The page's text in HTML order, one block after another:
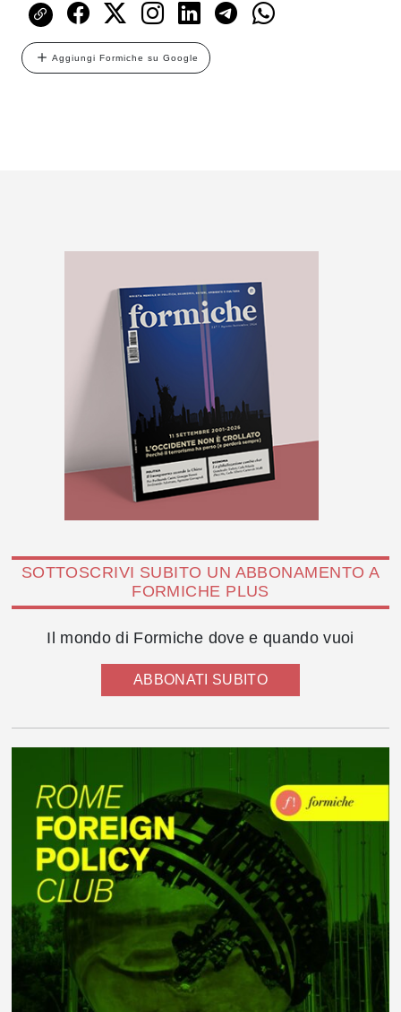
Aggiungi Formiche su Google
SOTTOSCRIVI SUBITO UN ABBONAMENTO A
FORMICHE PLUS
Il mondo di Formiche dove e quando vuoi
ABBONATI SUBITO